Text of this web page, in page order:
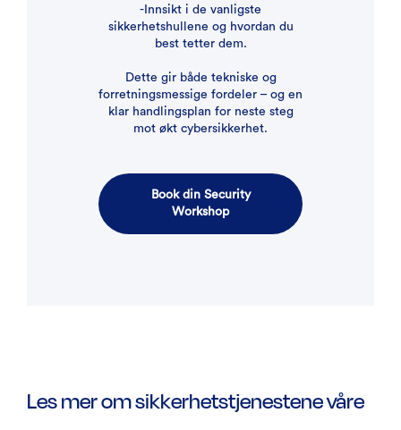
-Innsikt i de vanligste
sikkerhetshullene og hvordan du
best tetter dem.
Dette gir både tekniske og
forretningsmessige fordeler – og en
klar handlingsplan for neste steg
mot økt cybersikkerhet.
Book din Security
Workshop
Les mer om sikkerhetstjenestene våre